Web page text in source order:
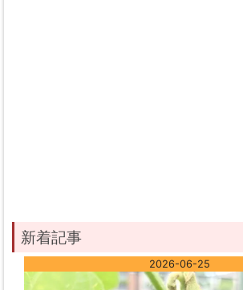
新着記事
2026-06-25